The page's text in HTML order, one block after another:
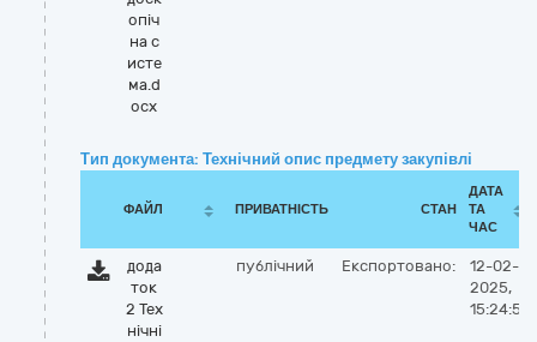
опіч
на с
исте
ма.d
ocx
Тип документа: Технічний опис предмету закупівлі
ФАЙЛ ПРИВАТНІСТЬ СТАН
ДАТА
ТА
ЧАС
дода
ток
2 Тех
нічні
публічний Експортовано:
12-02-
2025,
15:24:53